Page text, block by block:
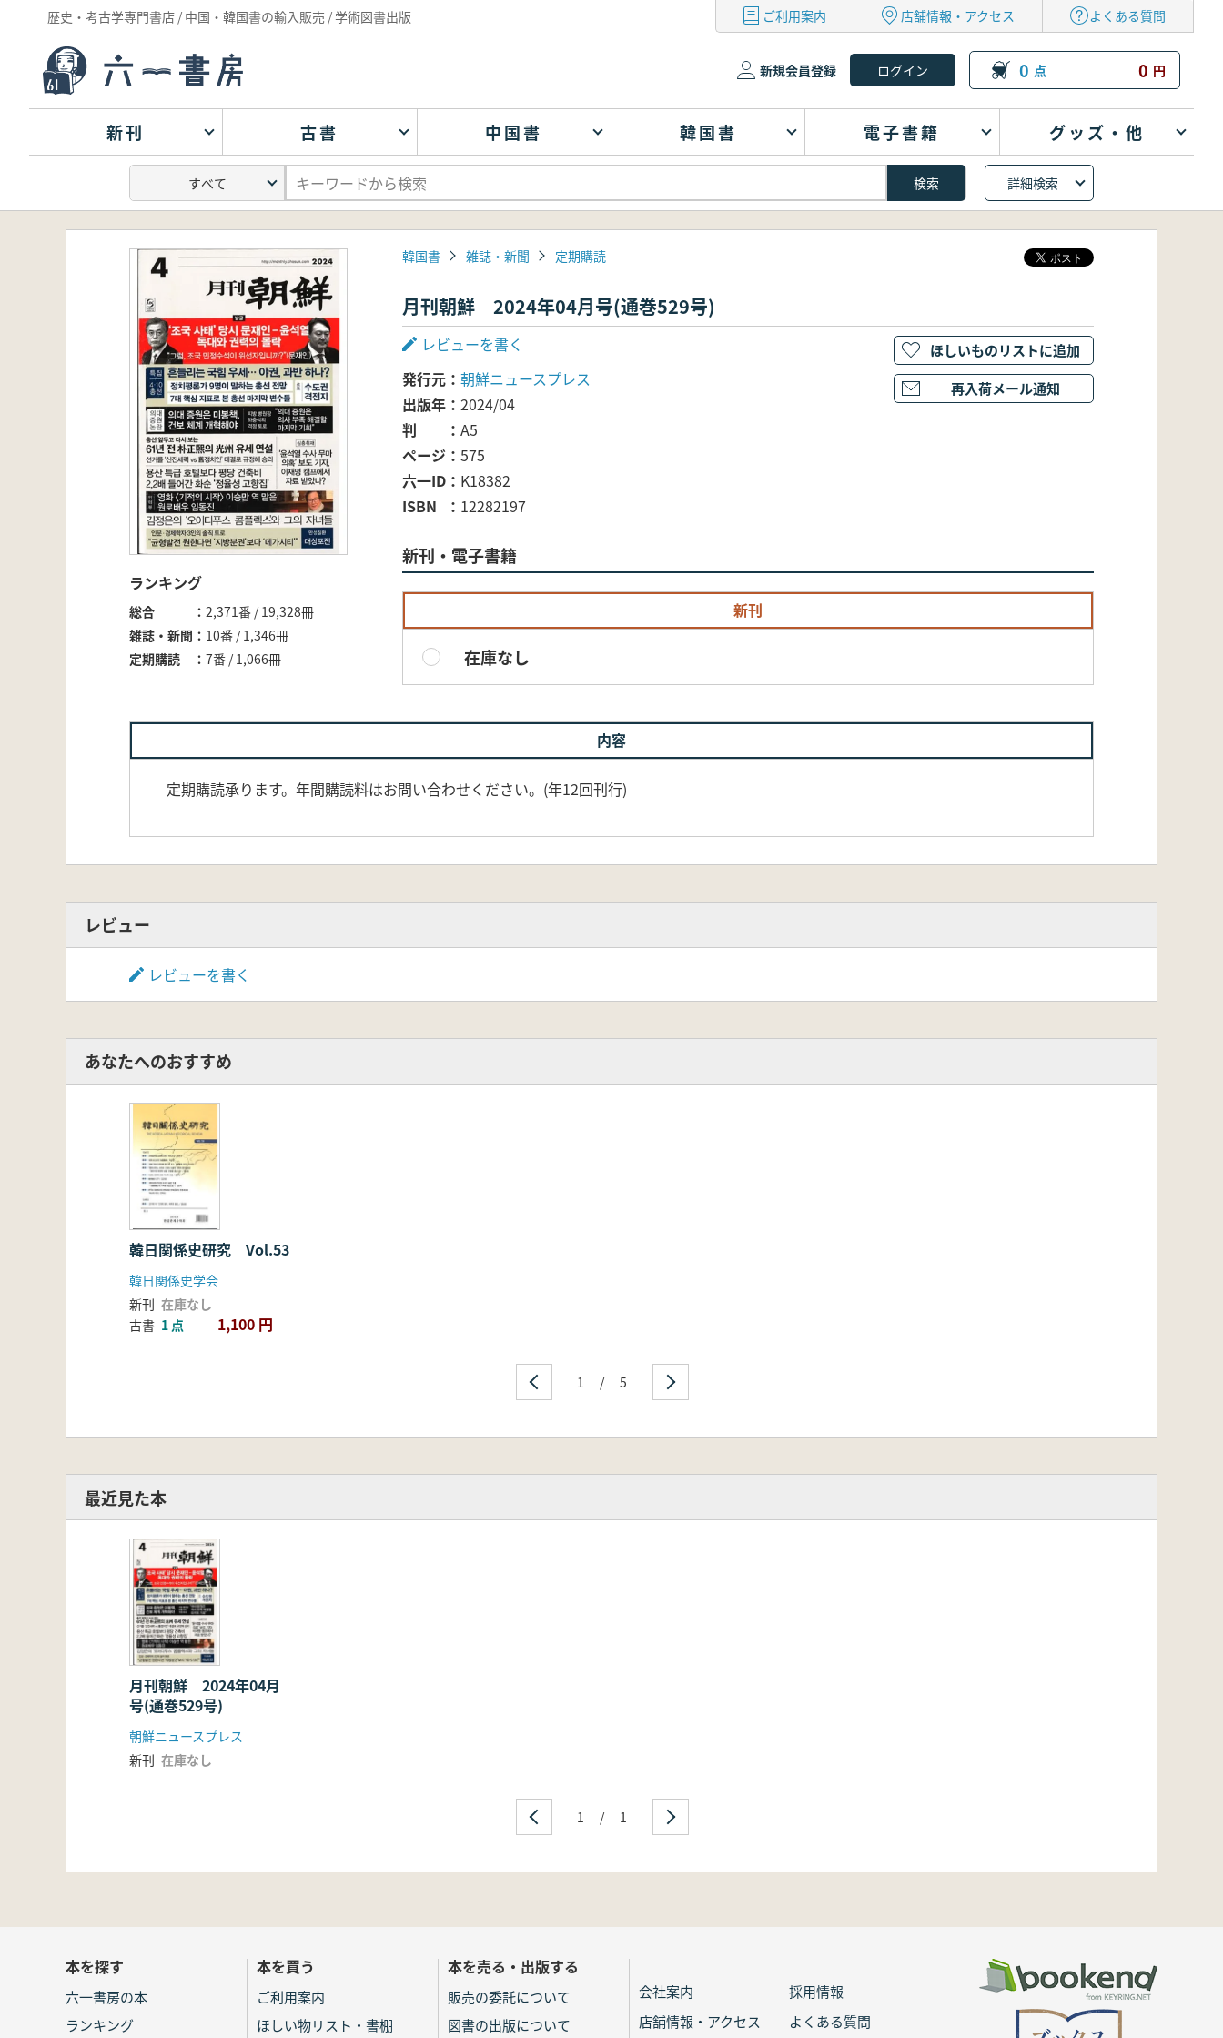
歴史・考古学専門書店 / 中国・韓国書の輸入販売 / 学術図書出版 ご利用案内 店舗情報・アクセス よくある質問
新規会員登録 0 点 0 円
新刊 古書 中国書 韓国書 電子書籍 グッズ・他
詳細検索
ランキング
総合
2,371番 / 19,328冊
雑誌・新聞
10番 / 1,346冊
定期購読
7番 / 1,066冊
韓国書 雑誌・新聞 定期購読
月刊朝鮮 2024年04月号(通巻529号)
レビューを書く
発行元
朝鮮ニュースプレス
出版年
2024/04
判
A5
ページ
575
六一ID
K18382
ISBN
12282197
新刊・電子書籍
新刊
在庫なし
ほしいものリストに追加
再入荷メール通知
内容
定期購読承ります。年間購読料はお問い合わせください。(年12回刊行)
レビュー
レビューを書く
あなたへのおすすめ
韓日関係史研究 Vol.53
韓日関係史学会
新刊 在庫なし
古書 1 点 1,100 円
1 / 5
最近見た本
月刊朝鮮 2024年04月
号(通巻529号)
朝鮮ニュースプレス
新刊 在庫なし
1 / 1
本を探す
六一書房の本
ランキング
本を買う
ご利用案内
ほしい物リスト・書棚
本を売る・出版する
販売の委託について
図書の出版について
会社案内
採用情報
店舗情報・アクセス
よくある質問